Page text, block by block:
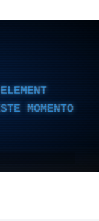
MOMENTO